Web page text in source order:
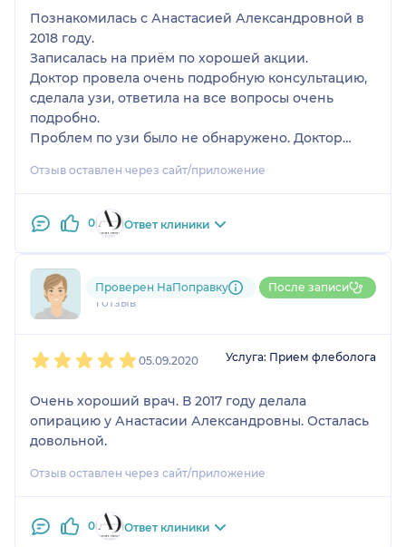
Познакомилась с Анастасией Александровной в
2018 году.
Записалась на приём по хорошей акции.
Доктор провела очень подробную консультацию,
сделала узи, ответила на все вопросы очень
подробно.
Проблем по узи было не обнаружено. Доктор
рассказала, как сохранить здоровье вен, при
трикотаж и как его подобрать.
Анастасия Александровна очень компетентный
Спасибо, что есть такой доктор, которому можно
доверить своё здоровье.
Отзыв оставлен через сайт/приложение
0 Ответ клиники
790....@....ru
1 отзыв
Проверен НаПоправку После записи
05.09.2020 Услуга: Прием флеболога
Очень хороший врач. В 2017 году делала
опирацию у Анастасии Александровны. Осталась
довольной.
Отзыв оставлен через сайт/приложение
0 Ответ клиники